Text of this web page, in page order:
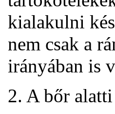
kialakulni
nem csak a
irányában is
2. A bőr alatti